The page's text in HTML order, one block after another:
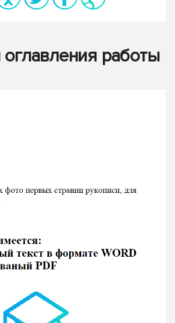
работы